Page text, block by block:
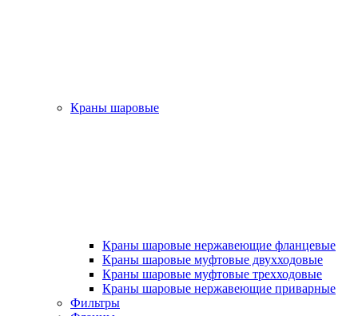
Краны шаровые
Краны шаровые нержавеющие фланцевые
Краны шаровые муфтовые двухходовые
Краны шаровые муфтовые трехходовые
Краны шаровые нержавеющие приварные
Фильтры